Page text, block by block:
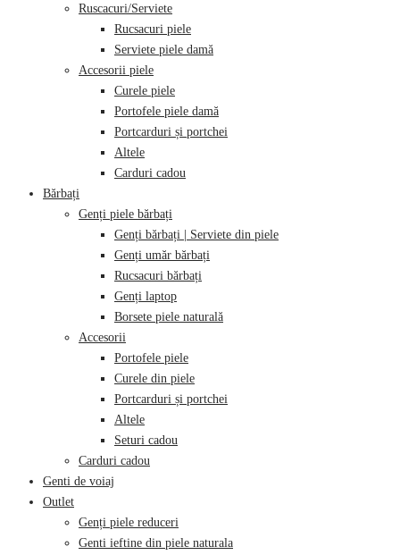
Ruscacuri/Serviete
Rucsacuri piele
Serviete piele damă
Accesorii piele
Curele piele
Portofele piele damă
Portcarduri și portchei
Altele
Carduri cadou
Bărbați
Genți piele bărbați
Genți bărbați | Serviete din piele
Genți umăr bărbați
Rucsacuri bărbați
Genți laptop
Borsete piele naturală
Accesorii
Portofele piele
Curele din piele
Portcarduri și portchei
Altele
Seturi cadou
Carduri cadou
Genti de voiaj
Outlet
Genți piele reduceri
Genti ieftine din piele naturala